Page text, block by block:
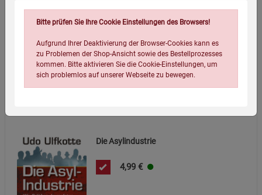
4,99 €
Die Asylindustrie
4,99 €
Bitte prüfen Sie Ihre Cookie Einstellungen des Browsers!
Aufgrund Ihrer Deaktivierung der Browser-Cookies kann es
zu Problemen der Shop-Ansicht sowie des Bestellprozesses
kommen. Bitte aktivieren Sie die Cookie-Einstellungen, um
sich problemlos auf unserer Webseite zu bewegen.
Einstellungen speichern für die Gruppe